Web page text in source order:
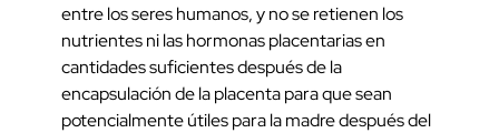
entre los seres humanos, y no se retienen los
nutrientes ni las hormonas placentarias en
cantidades suficientes después de la
encapsulación de la placenta para que sean
potencialmente útiles para la madre después del